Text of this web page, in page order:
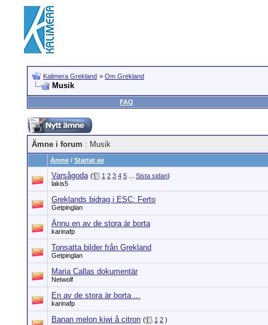
Kalimera Grekland > Om Grekland
Musik
FAQ
Ämne i forum : Musik
Ämne / Startat av
Varsågoda ( 1 2 3 4 5 Sista sidan)
lakis5
Greklands bidrag i ESC: Ferto
Getpinglan
Ännu en av de stora är borta
karinafp
Tonsatta bilder från Grekland
Getpinglan
Maria Callas dokumentär
Netwolf
En av de stora är borta ...
karinafp
Banan melon kiwi å citron ( 1 2 )